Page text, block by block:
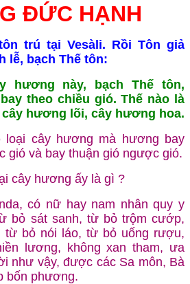
ĐỨC HẠNH
trú tại Vesàli. Rồi Tôn giả
lễ, bạch Thế tôn:
hương này, bạch Thế tôn,
theo chiều gió. Thế nào là
hương lõi, cây hương hoa.
loại cây hương mà hương bay
gió và bay thuận gió ngược gió.
cây hương ấy là gì ?
có nữ hay nam nhân quy y
bỏ sát sanh, từ bỏ trộm cướp,
từ bỏ nói láo, từ bỏ uống rượu,
lương, không xan tham, ưa
như vậy, được các Sa môn, Bà
bốn phương.